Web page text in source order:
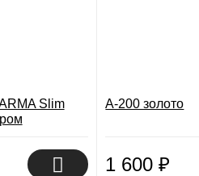
Slim
A-200 золото
1 600₽